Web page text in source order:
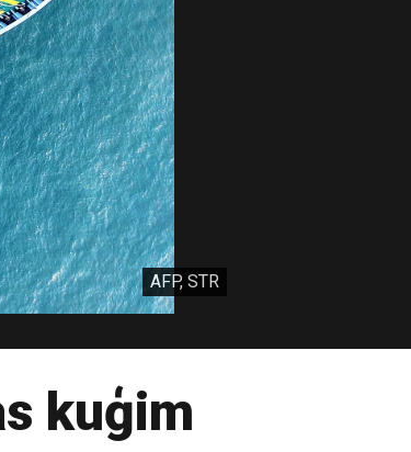
AFP, STR
kuģim